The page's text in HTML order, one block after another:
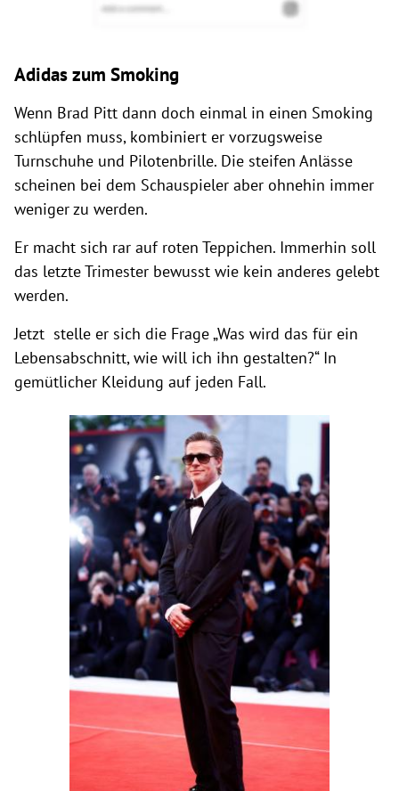
Adidas zum Smoking
Wenn Brad Pitt dann doch einmal in einen Smoking
schlüpfen muss, kombiniert er vorzugsweise
Turnschuhe und Pilotenbrille. Die steifen Anlässe
scheinen bei dem Schauspieler aber ohnehin immer
weniger zu werden.
Er macht sich rar auf roten Teppichen. Immerhin soll
das letzte Trimester bewusst wie kein anderes gelebt
werden.
Jetzt stelle er sich die Frage „Was wird das für ein
Lebensabschnitt, wie will ich ihn gestalten?“ In
gemütlicher Kleidung auf jeden Fall.